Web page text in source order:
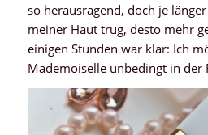
so herausragend, doch je
meiner Haut trug, desto mehr
einigen Stunden war klar: Ich
Mademoiselle unbedingt in der